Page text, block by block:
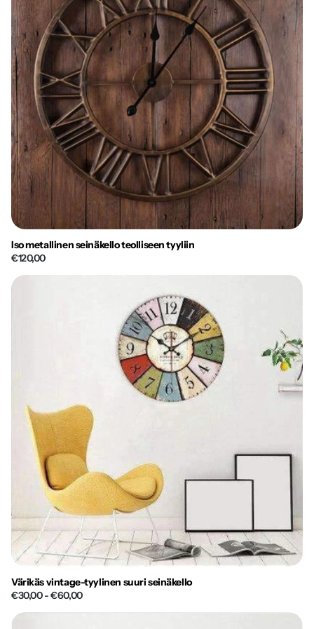
Iso metallinen seinäkello teolliseen tyyliin
€120,00
Värikäs vintage-tyylinen suuri seinäkello
€30,00- €60,00